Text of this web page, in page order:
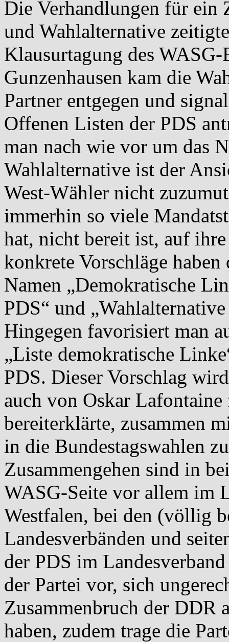
Die Verhandlungen für ein
und Wahlalternative
Klausurtagung des
Gunzenhausen kam die
Partner entgegen und
Offenen Listen der PDS
man nach wie vor um das
Wahlalternative ist der
West-Wähler nicht
immerhin so viele
hat, nicht bereit ist, auf
konkrete Vorschläge
Namen „Demokratische
PDS“ und
Hingegen favorisiert man
„Liste demokratische
PDS. Dieser Vorschlag
auch von Oskar
bereiterklärte, zusammen
in die Bundestagswahlen
Zusammengehen sind in
WASG-Seite vor allem im
Westfalen, bei den (völlig
Landesverbänden und
der PDS im
der Partei vor, sich
Zusammenbruch der DDR
haben, zudem trage die